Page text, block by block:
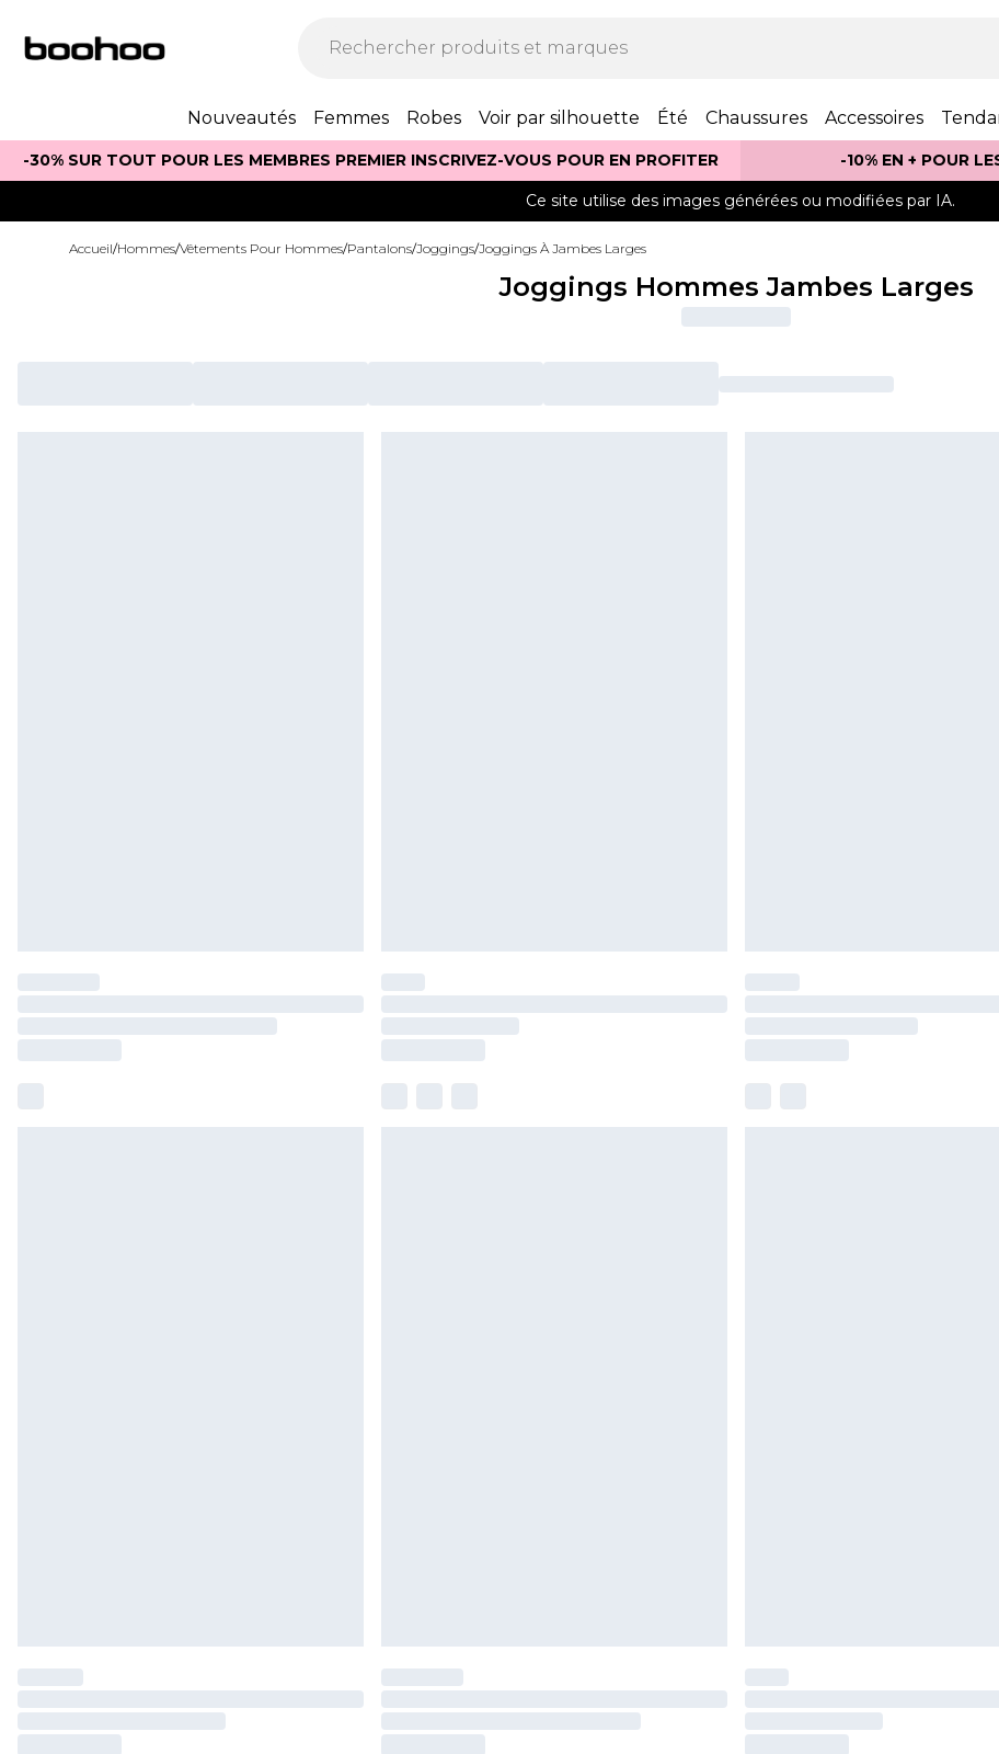
Nouveautés Femmes Robes Voir par silhouette Été Chaussures Accessoires
-30% SUR TOUT POUR LES MEMBRES PREMIER INSCRIVEZ-VOUS POUR EN PROFITER -10% EN + POUR
Ce site utilise des images générées ou modifiées par IA.
Accueil/Hommes/Vêtements Pour Hommes/Pantalons/Joggings/Joggings À Jambes Larges
Joggings Hommes Jambes Larges